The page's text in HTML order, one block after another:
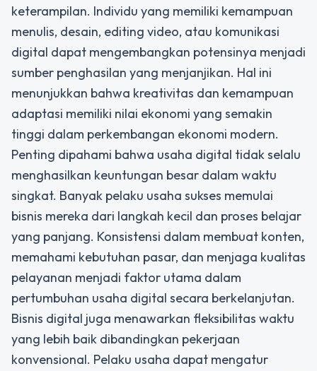
keterampilan. Individu yang memiliki kemampuan
menulis, desain, editing video, atau komunikasi
digital dapat mengembangkan potensinya menjadi
sumber penghasilan yang menjanjikan. Hal ini
menunjukkan bahwa kreativitas dan kemampuan
adaptasi memiliki nilai ekonomi yang semakin
tinggi dalam perkembangan ekonomi modern.
Penting dipahami bahwa usaha digital tidak selalu
menghasilkan keuntungan besar dalam waktu
singkat. Banyak pelaku usaha sukses memulai
bisnis mereka dari langkah kecil dan proses belajar
yang panjang. Konsistensi dalam membuat konten,
memahami kebutuhan pasar, dan menjaga kualitas
pelayanan menjadi faktor utama dalam
pertumbuhan usaha digital secara berkelanjutan.
Bisnis digital juga menawarkan fleksibilitas waktu
yang lebih baik dibandingkan pekerjaan
konvensional. Pelaku usaha dapat mengatur